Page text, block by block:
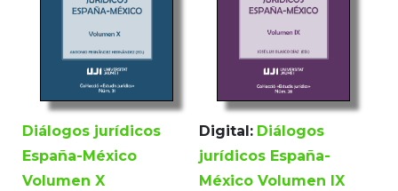
Diálogos jurídicos
España-México
Volumen X
Digital: Diálogos
jurídicos España-
México Volumen IX